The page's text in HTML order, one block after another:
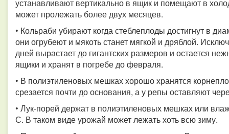
устанавливают вертикально в ящик и помещают в
может пролежать более двух месяцев.
• Кольраби убирают когда стеблеплоды достигнут в
они огрубеют и мякоть станет мягкой и дряблой.
дней вырастает до гигантских размеров и остается
ящики и хранят в погребе до февраля.
• В полиэтиленовых мешках хорошо хранятся
срезается почти до основания, а у репы оставляют
• Лук-порей держат в полиэтиленовых мешках или
С. В таком виде урожай может лежать хоть всю зиму.